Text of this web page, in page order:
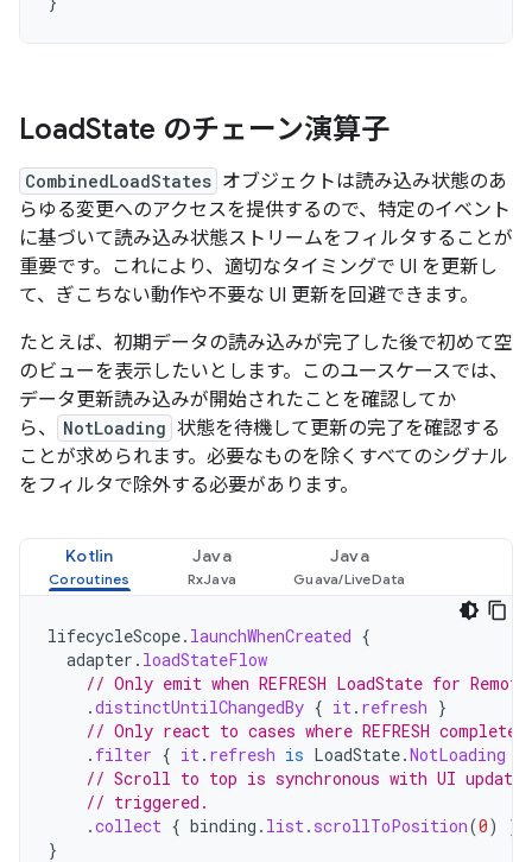
LoadState のチェーン演算子
CombinedLoadStates オブジェクトは読み込み状態のあ
らゆる変更へのアクセスを提供するので、特定のイベント
に基づいて読み込み状態ストリームをフィルタすることが
重要です。これにより、適切なタイミングで UI を更新し
て、ぎこちない動作や不要な UI 更新を回避できます。
たとえば、初期データの読み込みが完了した後で初めて空
のビューを表示したいとします。このユースケースでは、
データ更新読み込みが開始されたことを確認してか
ら、
NotLoading 状態を待機して更新の完了を確認する
ことが求められます。必要なものを除くすべてのシグナル
をフィルタで除外する必要があります。
Kotlin Java Java
lifecycleScope. launchWhenCreated {
adapter . loadStateFlow
// Only emit when REFRESH LoadState for
.distinctUntilChangedBy { it. refresh }
// Only react to cases where REFRESH
. filter { it. refresh is LoadState.NotLoading
// Scroll to top is synchronous with UI
// triggered.
.collect { binding . list. scrollToPosition(0)
}
}